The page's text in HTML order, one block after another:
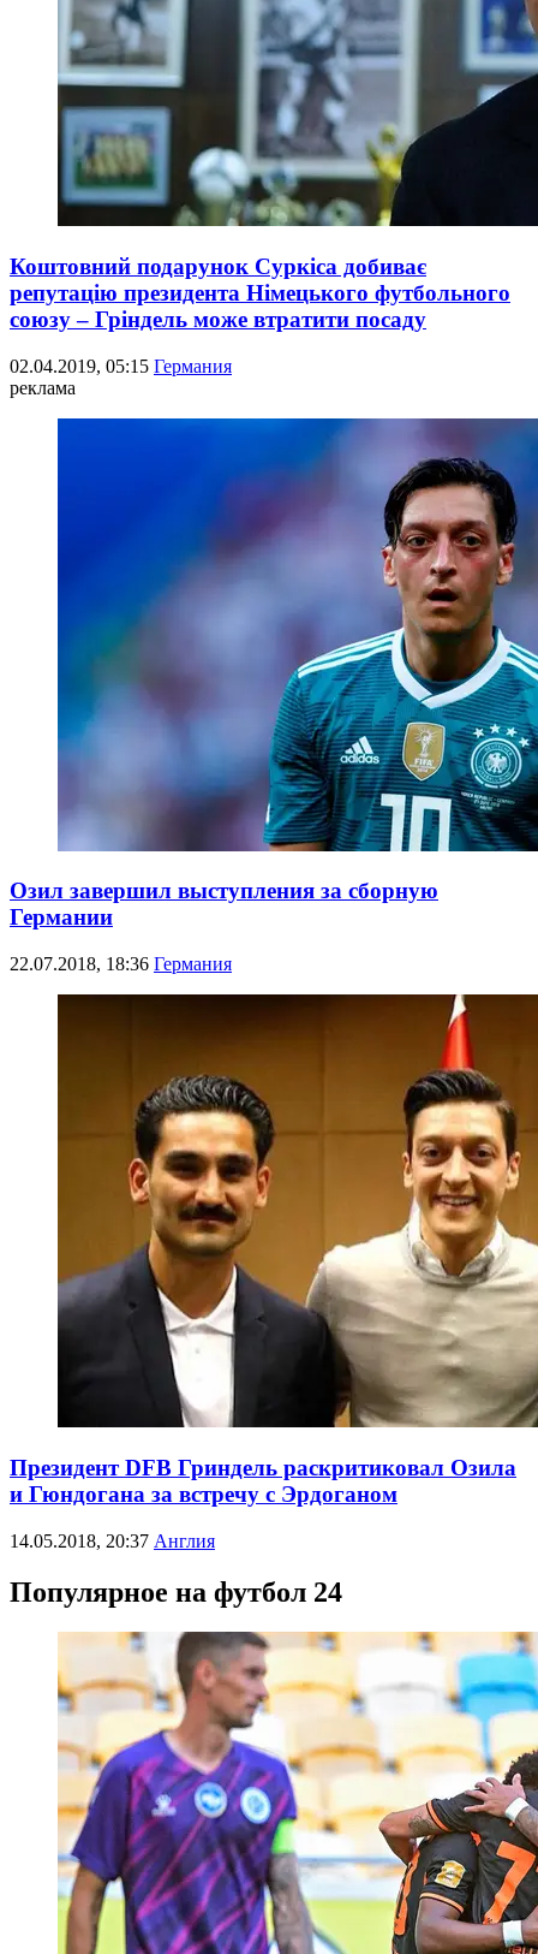
Коштовний подарунок Суркіса добиває
репутацію президента Німецького футбольного
союзу – Гріндель може втратити посаду
02.04.2019, 05:15 Германия
реклама
Озил завершил выступления за сборную
Германии
22.07.2018, 18:36 Германия
Президент DFB Гриндель раскритиковал Озила
и Гюндогана за встречу с Эрдоганом
14.05.2018, 20:37 Англия
Популярное на футбол 24